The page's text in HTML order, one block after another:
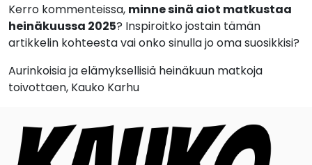
Kerro kommenteissa, minne sinä aiot matkustaa
heinäkuussa 2025? Inspiroitko jostain tämän
artikkelin kohteesta vai onko sinulla jo oma suosikkisi?
Aurinkoisia ja elämyksellisiä heinäkuun matkoja
toivottaen, Kauko Karhu